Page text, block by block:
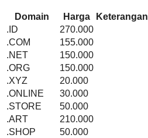
Domain Harga
Keterangan
.ID
270.000
.COM
155.000
.NET
150.000
.ORG
150.000
.XYZ
20.000
.ONLINE
30.000
.STORE
50.000
.ART
210.000
.SHOP
50.000